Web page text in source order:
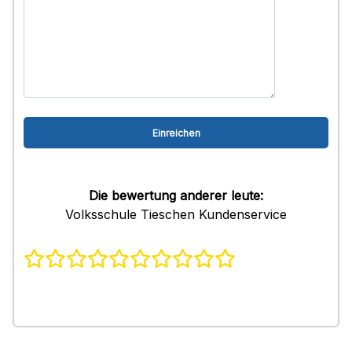
Die bewertung anderer leute:
Volksschule Tieschen Kundenservice